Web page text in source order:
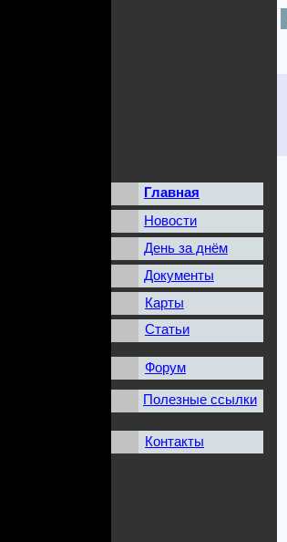
Главная
Новости
День за днём
Документы
Карты
Статьи
Форум
Полезные ссылки
Контакты